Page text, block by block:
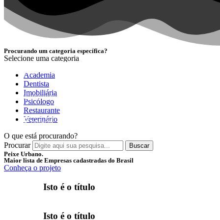
NOVIDADE
Encontre as melhores empresas separadas por
Conferir
Procurando um categoria específica?
Selecione uma categoria
Academia
Dentista
Imobiliária
Psicólogo
Restaurante
Veterinário
O que está procurando?
Procurar
Buscar
Peixe Urbano.
Maior lista de Empresas cadastradas do Brasil
Conheça o projeto
Isto é o título
Isto é o título